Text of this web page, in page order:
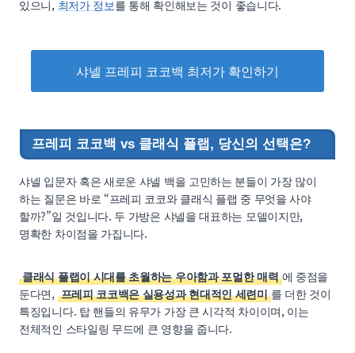
있으니, 최저가 정보를 통해 확인해보는 것이 좋습니다.
샤넬 프레피 코코백 최저가 확인하기
프레피 코코백 vs 클래식 플랩, 당신의 선택은?
샤넬 입문자 혹은 새로운 샤넬 백을 고민하는 분들이 가장 많이
하는 질문은 바로 “프레피 코코와 클래식 플랩 중 무엇을 사야
할까?”일 것입니다. 두 가방은 샤넬을 대표하는 모델이지만,
명확한 차이점을 가집니다.
클래식 플랩이 시대를 초월하는 우아함과 포멀한 매력 에 중점을
둔다면, 프레피 코코백은 실용성과 현대적인 세련미 를 더한 것이
특징입니다. 탑 핸들의 유무가 가장 큰 시각적 차이이며, 이는
전체적인 스타일링 무드에 큰 영향을 줍니다.